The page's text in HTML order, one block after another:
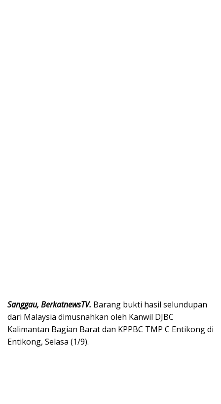
Sanggau, BerkatnewsTV. Barang bukti hasil selundupan
dari Malaysia dimusnahkan oleh Kanwil DJBC
Kalimantan Bagian Barat dan KPPBC TMP C Entikong di
Entikong, Selasa (1/9).